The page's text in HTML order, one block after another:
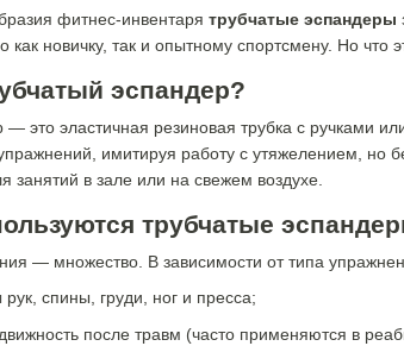
фитнес-инвентаря трубчатые эспандеры
как новичку, так и опытному спортсмену. Но
эспандер?
это эластичная резиновая трубка с ручками
имитируя работу с утяжелением, но
занятий в зале или на свежем воздухе.
трубчатые
— множество. В зависимости от типа
спины, груди, ног и пресса;
после травм (часто применяются в